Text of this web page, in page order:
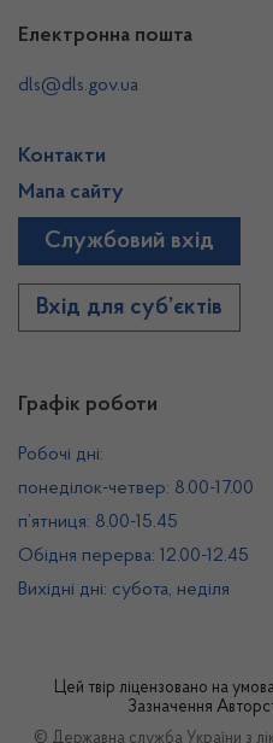
Графік роботи
Робочі дні:
понеділок-четвер: 8.00-17.00
п’ятниця: 8.00-15.45
Обідня перерва: 12.00-12.45
Вихідні дні: субота, неділя
Електронна пошта
dls@dls.gov.ua
Контакти
Мапа сайту
Службовий вхід
Вхід для суб’єктів
Цей твір ліцензовано на
Зазначення
© Державна служба України з